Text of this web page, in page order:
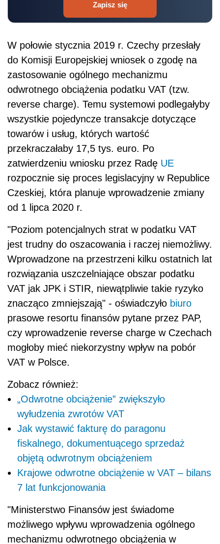
Zapisz się
W połowie stycznia 2019 r. Czechy przesłały
do Komisji Europejskiej wniosek o zgodę na
zastosowanie ogólnego mechanizmu
odwrotnego obciążenia podatku VAT (tzw.
reverse charge). Temu systemowi podlegałyby
wszystkie pojedyncze transakcje dotyczące
towarów i usług, których wartość
przekraczałaby 17,5 tys. euro. Po
zatwierdzeniu wniosku przez Radę UE
rozpocznie się proces legislacyjny w Republice
Czeskiej, która planuje wprowadzenie zmiany
od 1 lipca 2020 r.
"Poziom potencjalnych strat w podatku VAT
jest trudny do oszacowania i raczej niemożliwy.
Wprowadzone na przestrzeni kilku ostatnich lat
rozwiązania uszczelniające obszar podatku
VAT jak JPK i STIR, niewątpliwie takie ryzyko
znacząco zmniejszają" - oświadczyło biuro
prasowe resortu finansów pytane przez PAP,
czy wprowadzenie reverse charge w Czechach
mogłoby mieć niekorzystny wpływ na pobór
VAT w Polsce.
Zobacz również:
„Odwrotne obciążenie” zwiększyło
wyłudzenia zwrotów VAT
Jak wystawić fakturę do paragonu
fiskalnego, dokumentuącego sprzedaż
objętą odwrotnym obciążeniem
Krajowe odwrotne obciążenie w VAT – bilans
7 lat funkcjonowania
"Ministerstwo Finansów jest świadome
możliwego wpływu wprowadzenia ogólnego
mechanizmu odwrotnego obciążenia w